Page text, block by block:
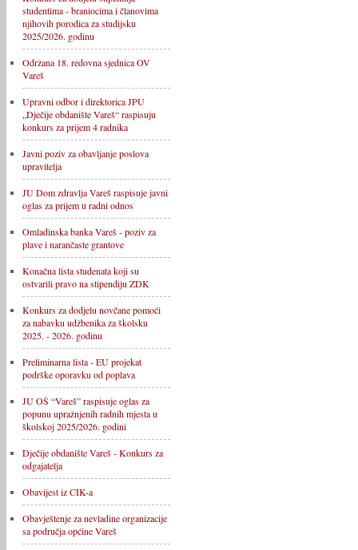
studentima - braniocima i članovima
njihovih porodica za studijsku
2025/2026. godinu
Održana 18. redovna sjednica OV
Vareš
Upravni odbor i direktorica JPU
„Dječije obdanište Vareš“ raspisuju
konkurs za prijem 4 radnika
Javni poziv za obavljanje poslova
upravitelja
JU Dom zdravlja Vareš raspisuje javni
oglas za prijem u radni odnos
Omladinska banka Vareš - poziv za
plave i narančaste grantove
Konačna lista studenata koji su
ostvarili pravo na stipendiju ZDK
Konkurs za dodjelu novčane pomoći
za nabavku udžbenika za školsku
2025. - 2026. godinu
Preliminarna lista - EU projekat
podrške oporavku od poplava
JU OŠ “Vareš” raspisuje oglas za
popunu upražnjenih radnih mjesta u
školskoj 2025/2026. godini
Dječije obdanište Vareš - Konkurs za
odgajatelja
Obavijest iz CIK-a
Obavještenje za nevladine organizacije
sa područja općine Vareš